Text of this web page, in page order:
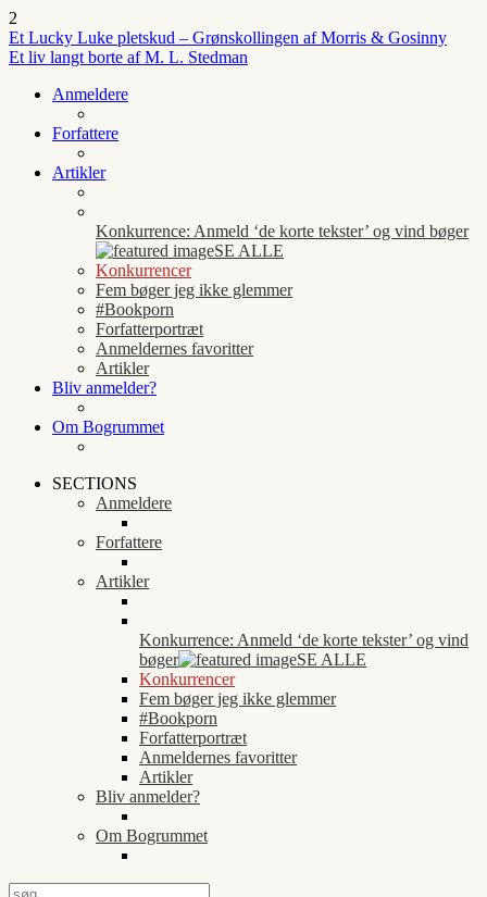
2
Et Lucky Luke pletskud – Grønskollingen af Morris & Gosinny
Et liv langt borte af M. L. Stedman
Anmeldere
Forfattere
Artikler
Konkurrence: Anmeld ‘de korte tekster’ og vind bøger
SE ALLE
Konkurrencer
Fem bøger jeg ikke glemmer
#Bookporn
Forfatterportræt
Anmeldernes favoritter
Artikler
Bliv anmelder?
Om Bogrummet
SECTIONS
Anmeldere
Forfattere
Artikler
Konkurrence: Anmeld ‘de korte tekster’ og vind
bøger
SE ALLE
Konkurrencer
Fem bøger jeg ikke glemmer
#Bookporn
Forfatterportræt
Anmeldernes favoritter
Artikler
Bliv anmelder?
Om Bogrummet